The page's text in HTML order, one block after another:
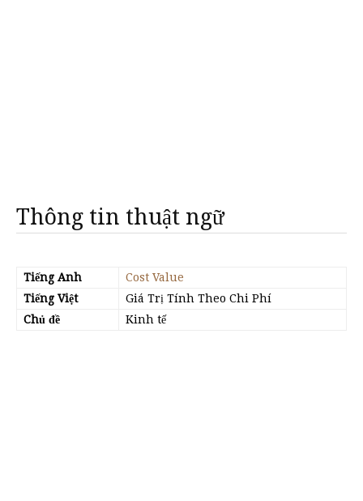
Thông tin thuật ngữ
Tiếng Anh
Cost Value
Tiếng Việt
Giá Trị Tính Theo Chi Phí
Chủ đề
Kinh tế